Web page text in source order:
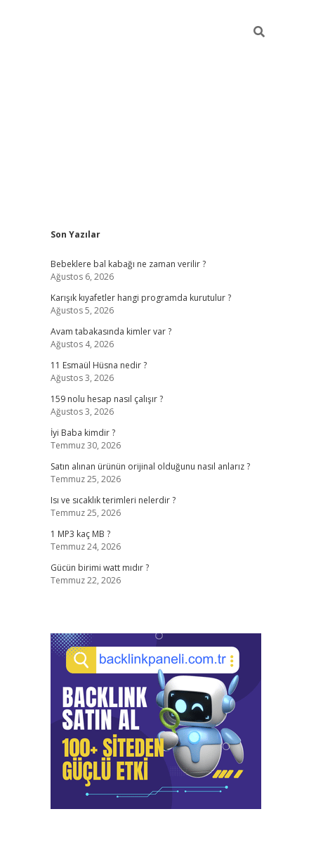
Sidebar
Son Yazılar
Bebeklere bal kabağı ne zaman verilir ?
Ağustos 6, 2026
Karışık kıyafetler hangi programda kurutulur ?
Ağustos 5, 2026
Avam tabakasında kimler var ?
Ağustos 4, 2026
11 Esmaül Hüsna nedir ?
Ağustos 3, 2026
159 nolu hesap nasıl çalışır ?
Ağustos 3, 2026
İyi Baba kimdir ?
Temmuz 30, 2026
Satın alınan ürünün orijinal olduğunu nasıl anlarız ?
Temmuz 25, 2026
Isı ve sıcaklık terimleri nelerdir ?
Temmuz 25, 2026
1 MP3 kaç MB ?
Temmuz 24, 2026
Gücün birimi watt mıdır ?
Temmuz 22, 2026